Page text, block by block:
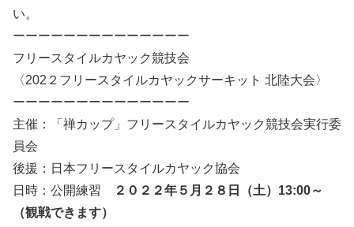
い。
ーーーーーーーーーーーーーー
フリースタイルカヤック競技会
〈202２フリースタイルカヤックサーキット 北陸大会〉
ーーーーーーーーーーーーーー
主催：「禅カップ」フリースタイルカヤック競技会実行委
員会
後援：日本フリースタイルカヤック協会
日時：公開練習
２０２２年５月２８日（土）13:00～
（観戦できます）